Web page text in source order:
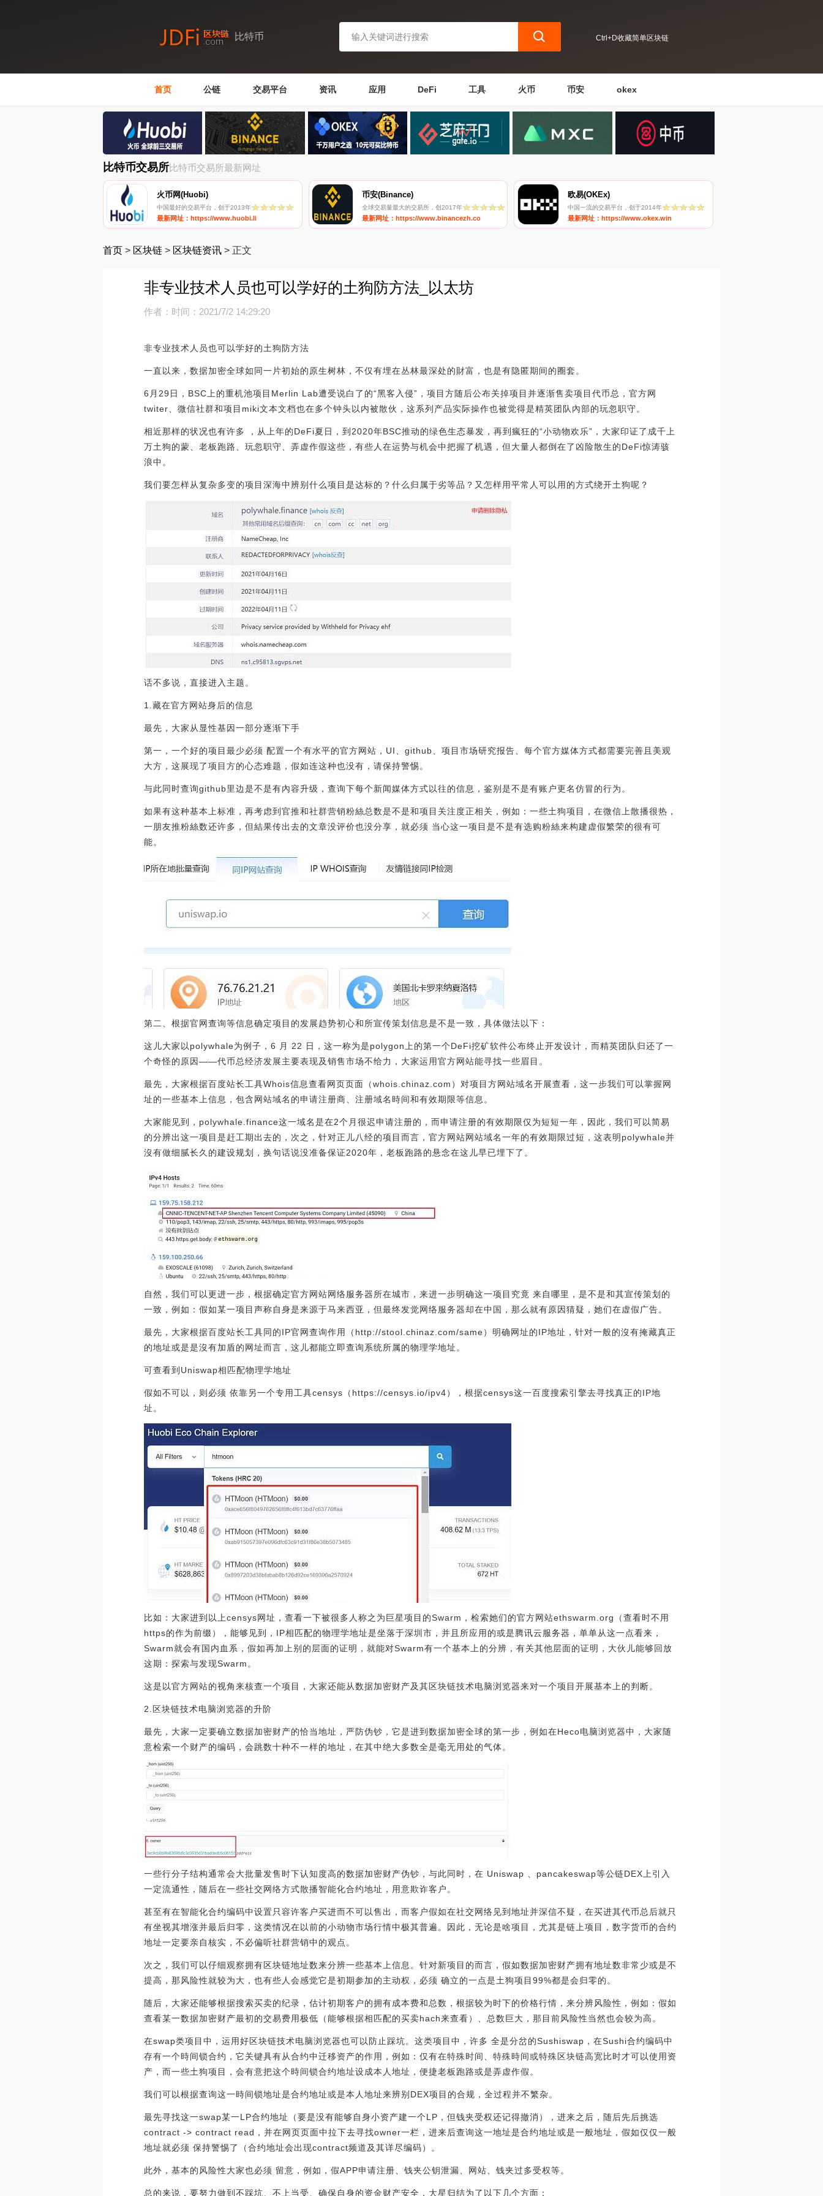
比特币 Ctrl+D收藏简单区块链
首页 公链 交易平台 资讯 应用 DeFi 工具 火币 币安 okex
比特币交易所比特币交易所最新网址
火币网(Huobi)
中国最好的交易平台，创于2013年
最新网址：https://www.huobi.li
币安(Binance)
全球交易量最大的交易所，创2017年
最新网址：https://www.binancezh.co
欧易(OKEx)
中国一流的交易平台，创于2014年
最新网址：https://www.okex.win
首页 > 区块链 > 区块链资讯 > 正文
非专业技术人员也可以学好的土狗防方法_以太坊
作者： 时间：2021/7/2 14:29:20
非专业技术人员也可以学好的土狗防方法
一直以来，数据加密全球如同一片初始的原生树林，不仅有埋在丛林最深处的財富，也是有隐匿期间的圈套。
6月29日，BSC上的重机池项目Merlin Lab遭受说白了的“黑客入侵”，项目方随后公布关掉项目并逐渐售卖项目代币总，官方网
twiter、微信社群和项目miki文本文档也在多个钟头以内被散伙，这系列产品实际操作也被觉得是精英团队內部的玩忽职守。
相近那样的状况也有许多 ，从上年的DeFi夏日，到2020年BSC推动的绿色生态暴发，再到瘋狂的“小动物欢乐”，大家印证了成千上
万土狗的蒙、老板跑路、玩忽职守、弄虚作假这些，有些人在运势与机会中把握了机遇，但大量人都倒在了凶险散生的DeFi惊涛骇
浪中。
我们要怎样从复杂多变的项目深海中辨别什么项目是达标的？什么归属于劣等品？又怎样用平常人可以用的方式绕开土狗呢？
话不多说，直接进入主题。
1.藏在官方网站身后的信息
最先，大家从显性基因一部分逐渐下手
第一，一个好的项目最少必须 配置一个有水平的官方网站，UI、github、项目市场研究报告、每个官方媒体方式都需要完善且美观
大方，这展现了项目方的心态难题，假如连这种也没有，请保持警惕。
与此同时查询github里边是不是有內容升级，查询下每个新闻媒体方式以往的信息，鉴别是不是有账户更名仿冒的行为。
如果有这种基本上标准，再考虑到官推和社群营销粉絲总数是不是和项目关注度正相关，例如：一些土狗项目，在微信上散播很热，
一朋友推粉絲数还许多，但結果传出去的文章没评价也没分享，就必须 当心这一项目是不是有选购粉絲来构建虚假繁荣的很有可
能。
第二、根据官网查询等信息确定项目的发展趋势初心和所宣传策划信息是不是一致，具体做法以下：
这儿大家以polywhale为例子，6 月 22 日，这一称为是polygon上的第一个DeFi挖矿软件公布终止开发设计，而精英团队归还了一
个奇怪的原因——代币总经济发展主要表现及销售市场不给力，大家运用官方网站能寻找一些眉目。
最先，大家根据百度站长工具Whois信息查看网页页面（whois.chinaz.com）对项目方网站域名开展查看，这一步我们可以掌握网
址的一些基本上信息，包含网站域名的申请注册商、注册域名時间和有效期限等信息。
大家能见到，polywhale.finance这一域名是在2个月很迟申请注册的，而申请注册的有效期限仅为短短一年，因此，我们可以简易
的分辨出这一项目是赶工期出去的，次之，针对正儿八经的项目而言，官方网站网站域名一年的有效期限过短，这表明polywhale并
沒有做细腻长久的建设规划，换句话说没准备保证2020年，老板跑路的悬念在这儿早已埋下了。
自然，我们可以更进一步，根据确定官方网站网络服务器所在城市，来进一步明确这一项目究竟 来自哪里，是不是和其宣传策划的
一致，例如：假如某一项目声称自身是来源于马来西亚，但最终发觉网络服务器却在中国，那么就有原因猜疑，她们在虚假广告。
最先，大家根据百度站长工具同的IP官网查询作用（http://stool.chinaz.com/same）明确网址的IP地址，针对一般的沒有掩藏真正
的地址或是是沒有加盾的网址而言，这儿都能立即查询系统所属的物理学地址。
可查看到Uniswap相匹配物理学地址
假如不可以，则必须 依靠另一个专用工具censys（https://censys.io/ipv4），根据censys这一百度搜索引擎去寻找真正的IP地
址。
比如：大家进到以上censys网址，查看一下被很多人称之为巨星项目的Swarm，检索她们的官方网站ethswarm.org（查看时不用
https的作为前缀），能够见到，IP相匹配的物理学地址是坐落于深圳市，并且所应用的或是腾讯云服务器，单单从这一点看来，
Swarm就会有国内血系，假如再加上别的层面的证明，就能对Swarm有一个基本上的分辨，有关其他层面的证明，大伙儿能够回放
这期：探索与发现Swarm。
这是以官方网站的视角来核查一个项目，大家还能从数据加密财产及其区块链技术电脑浏览器来对一个项目开展基本上的判断。
2.区块链技术电脑浏览器的升阶
最先，大家一定要确立数据加密财产的恰当地址，严防伪钞，它是进到数据加密全球的第一步，例如在Heco电脑浏览器中，大家随
意检索一个财产的编码，会跳数十种不一样的地址，在其中绝大多数全是毫无用处的气体。
一些行分子结构通常会大批量发售时下认知度高的数据加密财产伪钞，与此同时，在 Uniswap 、pancakeswap等公链DEX上引入
一定流通性，随后在一些社交网络方式散播智能化合约地址，用意欺诈客户。
甚至有在智能化合约编码中设置只容许客户买进而不可以售出，而客户假如在社交网络见到地址并深信不疑，在买进其代币总后就只
有坐视其增涨并最后归零，这类情况在以前的小动物市场行情中极其普遍。因此，无论是啥项目，尤其是链上项目，数字货币的合约
地址一定要亲自核实，不必偏听社群营销中的观点。
次之，我们可以仔细观察拥有区块链地址数来分辨一些基本上信息。针对新项目的而言，假如数据加密财产拥有地址数非常少或是不
提高，那风险性就较为大，也有些人会感觉它是初期参加的主动权，必须 确立的一点是土狗项目99%都是会归零的。
随后，大家还能够根据搜索买卖的纪录，估计初期客户的拥有成本费和总数，根据较为时下的价格行情，来分辨风险性，例如：假如
查看某一数据加密财产最初的交易费用极低（能够根据相匹配的买卖hach来查看）、总数巨大，那目前风险性当然也会较为高。
在swap类项目中，运用好区块链技术电脑浏览器也可以防止踩坑。这类项目中，许多 全是分岔的Sushiswap，在Sushi合约编码中
存有一个時间锁合约，它关键具有从合约中迁移资产的作用，例如：仅有在特殊时间、特殊時间或特殊区块链高宽比时才可以使用资
产，而一些土狗项目，会有意把这个時间锁合约地址设成本人地址，便捷老板跑路或是弄虚作假。
我们可以根据查询这一時间锁地址是合约地址或是本人地址来辨别DEX项目的合规，全过程并不繁杂。
最先寻找这一swap某一LP合约地址（要是没有能够自身小资产建一个LP，但钱夹受权还记得撤消），进来之后，随后先后挑选
contract -> contract read，并在网页页面中拉下去寻找owner一栏，进来后查询这一地址是合约地址或是一般地址，假如仅仅一般
地址就必须 保持警惕了（合约地址会出现contract频道及其详尽编码）。
此外，基本的风险性大家也必须 留意，例如，假APP申请注册、钱夹公钥泄漏、网站、钱夹过多受权等。
总的来说，要努力做到不踩坑、不上当受、确保自身的资金财产安全，大星归结为了以下几个方面：